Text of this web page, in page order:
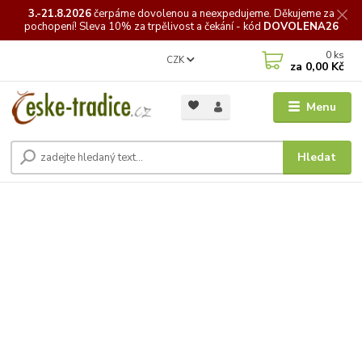
3.-21.8.2026čerpámedovolenou a neexpedujeme. Děkujeme za
pochopení! Sleva 10% za trpělivost a čekání - kód DOVOLENA26
Menu
CZK
Hledat
0 ks
za 0,00 Kč